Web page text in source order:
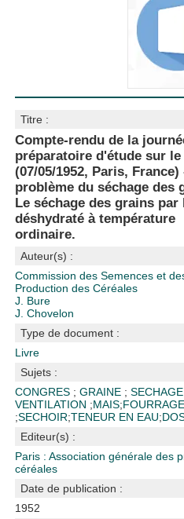
Titre :
Compte-rendu de la
préparatoire d'étude sur le
(07/05/1952, Paris, France)
problème du séchage des
Le séchage des grains par
déshydraté à température
ordinaire.
Auteur(s) :
Commission des Semences et
Production des Céréales
J. Bure
J. Chovelon
Type de document :
Livre
Sujets :
CONGRES ;GRAINE ;SECHAGE
VENTILATION ;MAIS;FOURRAGE
;SECHOIR;TENEUR EN EAU;
Editeur(s) :
Paris : Association générale des
céréales
Date de publication :
1952